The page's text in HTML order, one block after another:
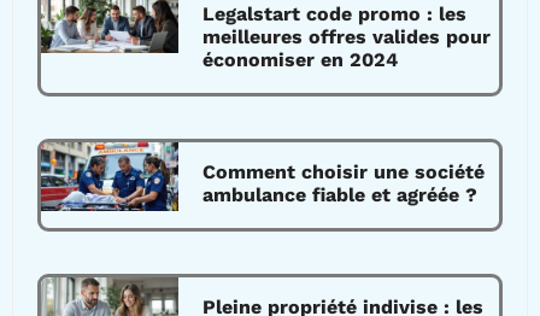
Legalstart code promo : les
meilleures offres valides pour
économiser en 2024
Comment choisir une société
ambulance fiable et agréée ?
Pleine propriété indivise : les